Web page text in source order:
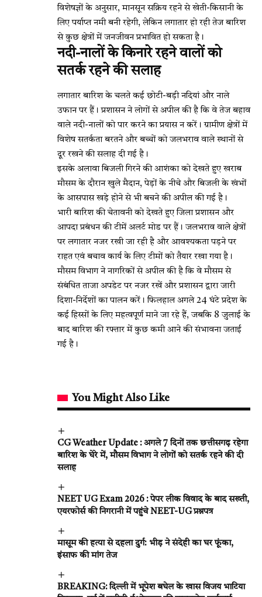
विशेषज्ञों के अनुसार, मानसून सक्रिय रहने से खेती-किसानी के
लिए पर्याप्त नमी बनी रहेगी, लेकिन लगातार हो रही तेज बारिश
से कुछ क्षेत्रों में जनजीवन प्रभावित हो सकता है।
नदी-नालों के किनारे रहने वालों को
सतर्क रहने की सलाह
लगातार बारिश के चलते कई छोटी-बड़ी नदियां और नाले
उफान पर हैं। प्रशासन ने लोगों से अपील की है कि वे तेज बहाव
वाले नदी-नालों को पार करने का प्रयास न करें। ग्रामीण क्षेत्रों में
विशेष सतर्कता बरतने और बच्चों को जलभराव वाले स्थानों से
दूर रखने की सलाह दी गई है।
इसके अलावा बिजली गिरने की आशंका को देखते हुए खराब
मौसम के दौरान खुले मैदान, पेड़ों के नीचे और बिजली के खंभों
के आसपास खड़े होने से भी बचने की अपील की गई है।
भारी बारिश की चेतावनी को देखते हुए जिला प्रशासन और
आपदा प्रबंधन की टीमें अलर्ट मोड पर हैं। जलभराव वाले क्षेत्रों
पर लगातार नजर रखी जा रही है और आवश्यकता पड़ने पर
राहत एवं बचाव कार्य के लिए टीमों को तैयार रखा गया है।
मौसम विभाग ने नागरिकों से अपील की है कि वे मौसम से
संबंधित ताजा अपडेट पर नजर रखें और प्रशासन द्वारा जारी
दिशा-निर्देशों का पालन करें। फिलहाल अगले 24 घंटे प्रदेश के
कई हिस्सों के लिए महत्वपूर्ण माने जा रहे हैं, जबकि 8 जुलाई के
बाद बारिश की रफ्तार में कुछ कमी आने की संभावना जताई
गई है।
You Might Also Like
CG Weather Update : अगले 7 दिनों तक छत्तीसगढ़ रहेगा
बारिश के घेरे में, मौसम विभाग ने लोगों को सतर्क रहने की दी
सलाह
NEET UG Exam 2026 : पेपर लीक विवाद के बाद सख्ती,
एयरफोर्स की निगरानी में पहुंचे NEET-UG प्रश्नपत्र
मासूम की हत्या से दहला दुर्ग: भीड़ ने संदेही का घर फूंका,
इंसाफ की मांग तेज
BREAKING: दिल्ली में भूपेश बघेल के खास विजय भाटिया